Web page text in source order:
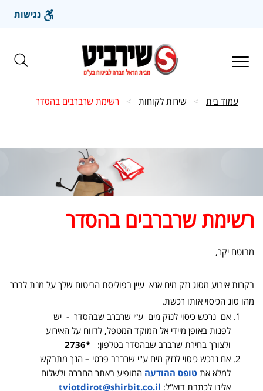
הראשי
נגישות
Toggle
עמוד בית > שירות לקוחות > רשימת שרברבים בהסדר
רשימת שרברבים בהסדר
מבוטח יקר,
בקרות אירוע מסוג נזק מים אנא עיין בפוליסת הביטוח שלך על מנת לברר
מהו סוג הכיסוי אותו רכשת.
אם נרכש כיסוי לנזק מים ע״י שרברב שבהסדר - יש
לפנות באופן מיידי אל המוקד המטפל, לדווח על האירוע
ולצורך בחירת שרברב שבהסדר בטלפון: *2736
אם נרכש כיסוי לנזק מים ע"י שרברב פרטי – הנך מתבקש
למלא את טופס ההודעה המופיע באתר החברה ולשלוח
אלינו לכתבת דוא"ל: tviotdirot@shirbit.co.il